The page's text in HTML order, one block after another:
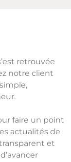
retrouvée
notre client
faire un point
actualités de
et